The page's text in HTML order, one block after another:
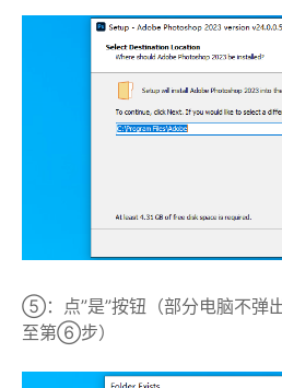
⑤：点”是”按钮（部分电脑不弹
至第⑥步）